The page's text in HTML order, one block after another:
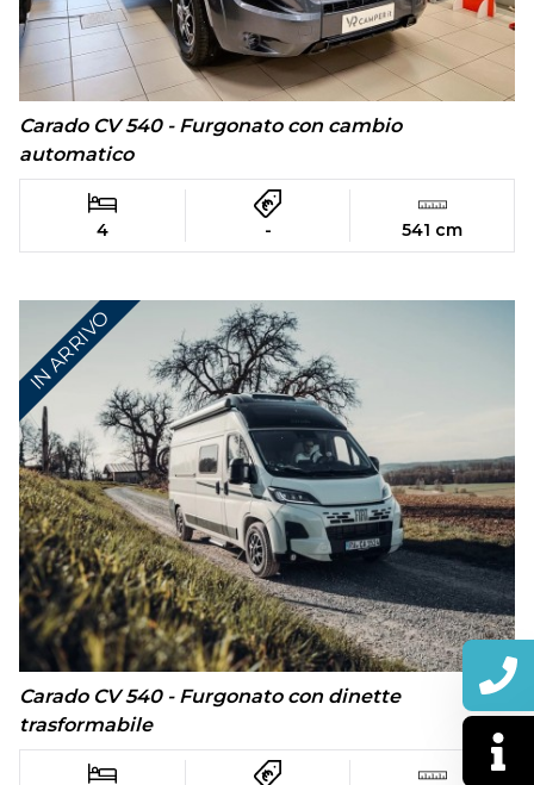
Carado CV 540 - Furgonato con cambio
automatico
4 - 541 cm
IN ARRIVO
Carado CV 540 - Furgonato con dinette
trasformabile